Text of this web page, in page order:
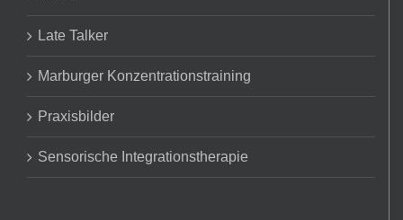
Late Talker
Marburger Konzentrationstraining
Praxisbilder
Sensorische Integrationstherapie